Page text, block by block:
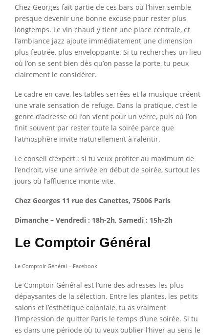
Chez Georges fait partie de ces bars où l’hiver semble
presque devenir une bonne excuse pour rester plus
longtemps. Le vin chaud y tient une place centrale, et
l’ambiance jazz ajoute immédiatement une dimension
plus feutrée, plus enveloppante. Si tu recherches un lieu
où l’on se sent bien dès qu’on passe la porte, tu peux
clairement le considérer.
Le cadre en cave, les tables serrées et la musique créent
une vraie sensation de refuge. Dans la pratique, c’est le
genre d’adresse où l’on vient pour un verre, puis où l’on
finit souvent par rester toute la soirée parce que
l’atmosphère invite naturellement à ralentir.
Le conseil d’expert : si tu veux profiter au maximum de
l’endroit, vise une arrivée en début de soirée, surtout les
jours où l’affluence monte vite.
Chez Georges 11 rue des Canettes, 75006 Paris
Dimanche – Vendredi : 18h-2h, Samedi : 15h-2h
Le Comptoir Général
Le Comptoir Général – Facebook
Le Comptoir Général est l’une des adresses les plus
dépaysantes de la sélection. Entre les plantes, les petits
salons et l’esthétique coloniale, tu as vraiment
l’impression de quitter Paris le temps d’une soirée. Si tu
es dans une période où tu veux oublier l’hiver au sens le